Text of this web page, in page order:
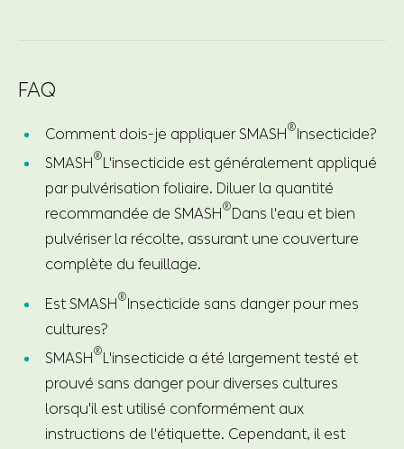
FAQ
Comment dois-je appliquer SMASH®Insecticide?
SMASH®L'insecticide est généralement appliqué
par pulvérisation foliaire. Diluer la quantité
recommandée de SMASH®Dans l'eau et bien
pulvériser la récolte, assurant une couverture
complète du feuillage.
Est SMASH®Insecticide sans danger pour mes
cultures?
SMASH®L'insecticide a été largement testé et
prouvé sans danger pour diverses cultures
lorsqu'il est utilisé conformément aux
instructions de l'étiquette. Cependant, il est